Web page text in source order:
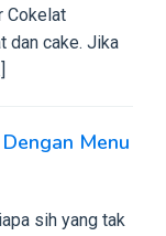
Cokelat
dan cake. Jika
Menu
sih yang tak